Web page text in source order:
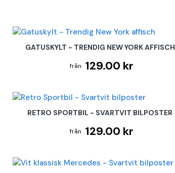
GATUSKYLT - TRENDIG NEW YORK AFFISCH
129.00 kr
RETRO SPORTBIL - SVARTVIT BILPOSTER
129.00 kr